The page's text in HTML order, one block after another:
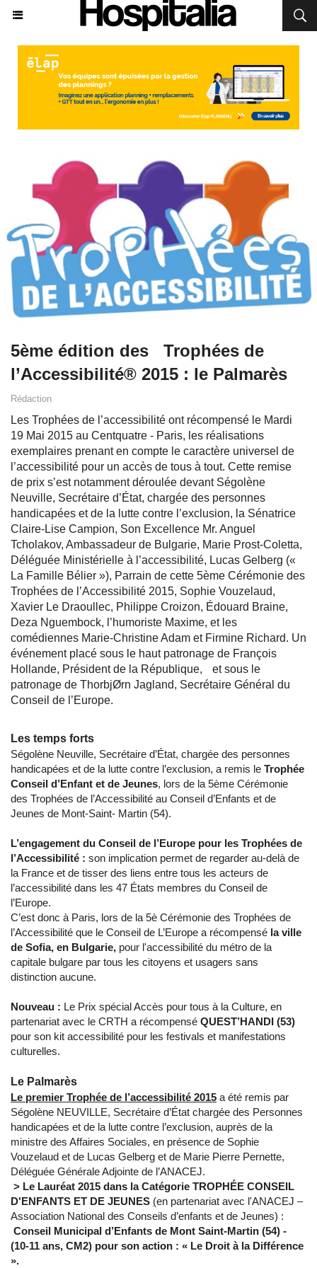
5ème édition des Trophées de
l’Accessibilité® 2015 : le Palmarès
Rédaction
Les Trophées de l’accessibilité ont récompensé le Mardi
19 Mai 2015 au Centquatre - Paris, les réalisations
exemplaires prenant en compte le caractère universel de
l’accessibilité pour un accès de tous à tout. Cette remise
de prix s’est notamment déroulée devant Ségolène
Neuville, Secrétaire d’État, chargée des personnes
handicapées et de la lutte contre l’exclusion, la Sénatrice
Claire-Lise Campion, Son Excellence Mr. Anguel
Tcholakov, Ambassadeur de Bulgarie, Marie Prost-Coletta,
Déléguée Ministérielle à l’accessibilité, Lucas Gelberg («
La Famille Bélier »), Parrain de cette 5ème Cérémonie des
Trophées de l’Accessibilité 2015, Sophie Vouzelaud,
Xavier Le Draoullec, Philippe Croizon, Édouard Braine,
Deza Nguembock, l’humoriste Maxime, et les
comédiennes Marie-Christine Adam et Firmine Richard. Un
événement placé sous le haut patronage de François
Hollande, Président de la République, et sous le
patronage de ThorbjØrn Jagland, Secrétaire Général du
Conseil de l’Europe.
Les temps forts
Ségolène Neuville, Secrétaire d’État, chargée des personnes
handicapées et de la lutte contre l’exclusion, a remis le Trophée
Conseil d’Enfant et de Jeunes, lors de la 5ème Cérémonie
des Trophées de l’Accessibilité au Conseil d’Enfants et de
Jeunes de Mont-Saint- Martin (54).
L’engagement du Conseil de l’Europe pour les Trophées de
l’Accessibilité : son implication permet de regarder au-delà de
la France et de tisser des liens entre tous les acteurs de
l’accessibilité dans les 47 États membres du Conseil de
l’Europe.
C’est donc à Paris, lors de la 5è Cérémonie des Trophées de
l’Accessibilité que le Conseil de L’Europe a récompensé la ville
de Sofia, en Bulgarie, pour l'accessibilité du métro de la
capitale bulgare par tous les citoyens et usagers sans
distinction aucune.
Nouveau : Le Prix spécial Accès pour tous à la Culture, en
partenariat avec le CRTH a récompensé QUEST’HANDI (53)
pour son kit accessibilité pour les festivals et manifestations
culturelles.
Le Palmarès
Le premier Trophée de l’accessibilité 2015 a été remis par
Ségolène NEUVILLE, Secrétaire d’État chargée des Personnes
handicapées et de la lutte contre l’exclusion, auprès de la
ministre des Affaires Sociales, en présence de Sophie
Vouzelaud et de Lucas Gelberg et de Marie Pierre Pernette,
Déléguée Générale Adjointe de l’ANACEJ.
> Le Lauréat 2015 dans la Catégorie TROPHÉE CONSEIL
D'ENFANTS ET DE JEUNES (en partenariat avec l'ANACEJ –
Association National des Conseils d’enfants et de Jeunes) :
Conseil Municipal d’Enfants de Mont Saint-Martin (54) -
(10-11 ans, CM2) pour son action : « Le Droit à la Différence
».